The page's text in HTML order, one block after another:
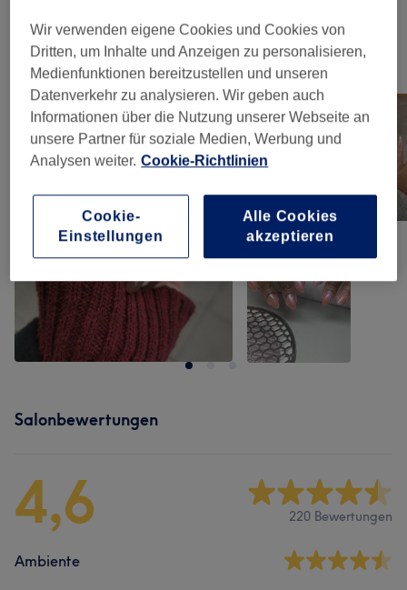
Unsere Arbeit
Bild anklicken für weitere Details
Salonbewertungen
4,6 220 Bewertungen
Ambiente
Wir verwenden eigene Cookies und Cookies von
Dritten, um Inhalte und Anzeigen zu personalisieren,
Medienfunktionen bereitzustellen und unseren
Datenverkehr zu analysieren. Wir geben auch
Informationen über die Nutzung unserer Webseite an
unsere Partner für soziale Medien, Werbung und
Analysen weiter. Cookie-Richtlinien
Cookie-
Einstellungen
Alle Cookies
akzeptieren